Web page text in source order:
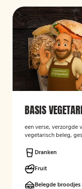
BASIS
een verse, verzorgde
vegetarisch beleg,
Dranken
Fruit
Belegde broodjes